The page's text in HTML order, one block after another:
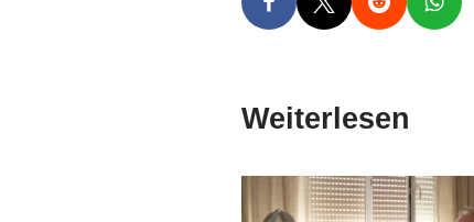
Weiterlesen